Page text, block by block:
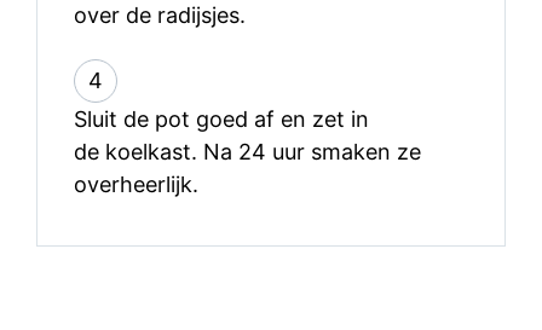
over de radijsjes.
4
Sluit de pot goed af en zet in
de koelkast. Na 24 uur smaken ze
overheerlijk.